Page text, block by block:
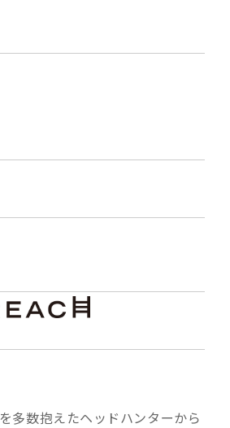
を多数抱えたヘッドハンターから